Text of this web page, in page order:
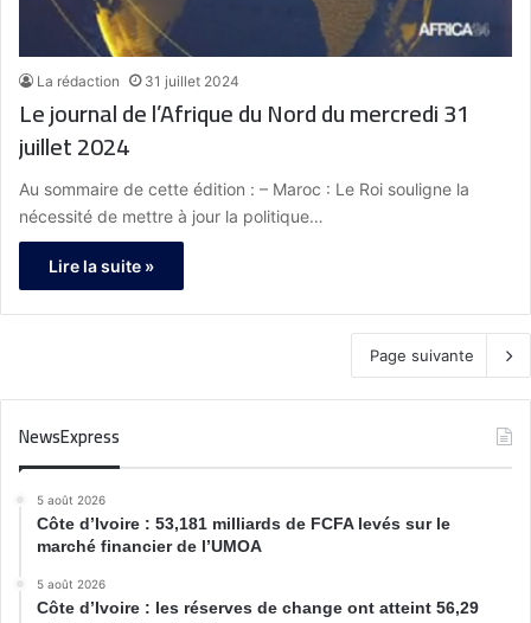
La rédaction 31 juillet 2024
Le journal de l’Afrique du Nord du mercredi 31
juillet 2024
Au sommaire de cette édition : – Maroc : Le Roi souligne la
nécessité de mettre à jour la politique…
Lire la suite »
Page suivante
NewsExpress
5 août 2026
Côte d’Ivoire : 53,181 milliards de FCFA levés sur le
marché financier de l’UMOA
5 août 2026
Côte d’Ivoire : les réserves de change ont atteint 56,29